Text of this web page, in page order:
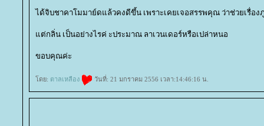
ได้จิบชาคาโมมาย์ดแล้วคงดีขึ้น เพราะเคยเจอสรรพคุณ ว่าช่วยเรื่
ต่กลิ่น เป็นอย่างไรค่ ะประมาณ ลาเวนเดอร์หรือเปล่าหนอ
ขอบคุณค่ะ
ดย: ตาลเหลือง วันที่: 21 มกราคม 2556 เวลา:14:46:16 น.